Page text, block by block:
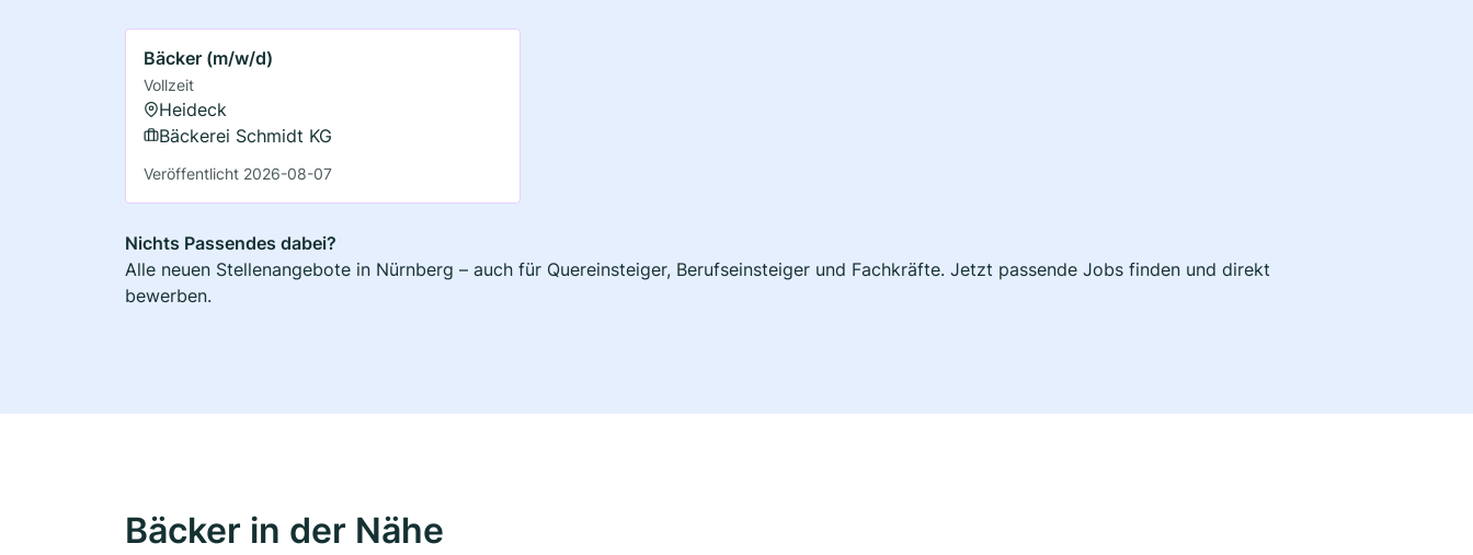
Bäcker (m/w/d)
Vollzeit
Heideck
Bäckerei Schmidt KG
Veröffentlicht 2026-08-07
Nichts Passendes dabei?
Alle neuen Stellenangebote in Nürnberg – auch für Quereinsteiger, Berufseinsteiger und Fachkräfte. Jetzt passende Jobs finden und direkt
bewerben.
Bäcker in der Nähe